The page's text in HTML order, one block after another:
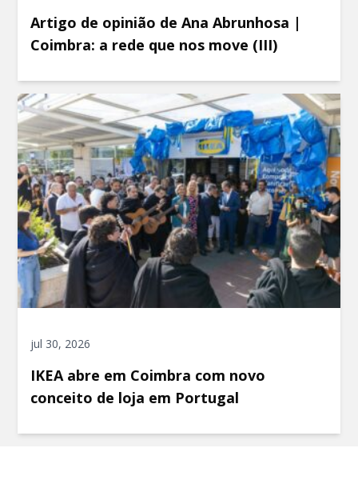
Artigo de opinião de Ana Abrunhosa |
Coimbra: a rede que nos move (III)
jul 30, 2026
IKEA abre em Coimbra com novo
conceito de loja em Portugal